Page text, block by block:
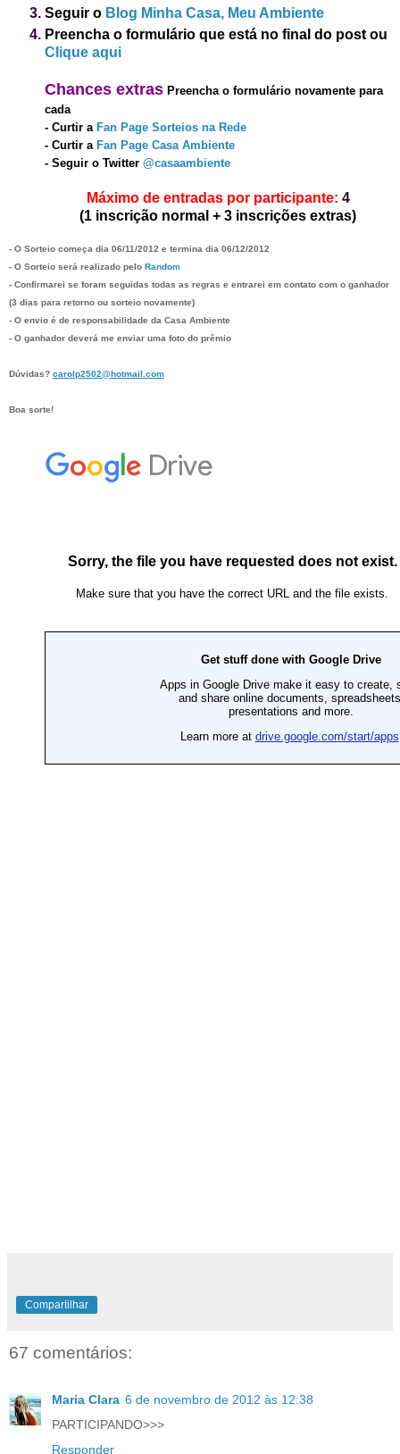
Seguir o Blog Minha Casa, Meu Ambiente
Preencha o formulário que está no final do post ou
Clique aqui
Chances extras Preencha o formulário novamente para
cada
- Curtir a Fan Page Sorteios na Rede
- Curtir a Fan Page Casa Ambiente
- Seguir o Twitter @casaambiente
Máximo de entradas por participante: 4
(1 inscrição normal + 3 inscrições extras)
- O Sorteio começa dia 06/11/2012 e termina dia 06/12/2012
- O Sorteio será realizado pelo Random
- Confirmarei se foram seguidas todas as regras e entrarei em contato com o ganhador
(3 dias para retorno ou sorteio novamente)
- O envio é de responsabilidade da Casa Ambiente
- O ganhador deverá me enviar uma foto do prêmio
Dúvidas? carolp2502@hotmail.com
Boa sorte!
Compartilhar
67 comentários:
Maria Clara 6 de novembro de 2012 às 12:38
PARTICIPANDO>>>
Responder